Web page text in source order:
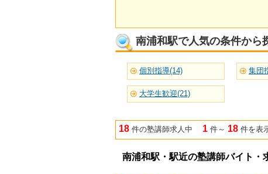
南浦和駅で人気の条件から
個別指導(14) 集団
大学生歓迎(21)
18 件の塾講師求人中 1 件～ 18 件を表
南浦和駅・駅近の塾講師バイト・